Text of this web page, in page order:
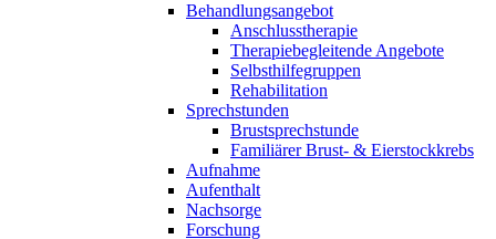
Behandlungsangebot
Anschlusstherapie
Therapiebegleitende Angebote
Selbsthilfegruppen
Rehabilitation
Sprechstunden
Brustsprechstunde
Familiärer Brust- & Eierstockkrebs
Aufnahme
Aufenthalt
Nachsorge
Forschung